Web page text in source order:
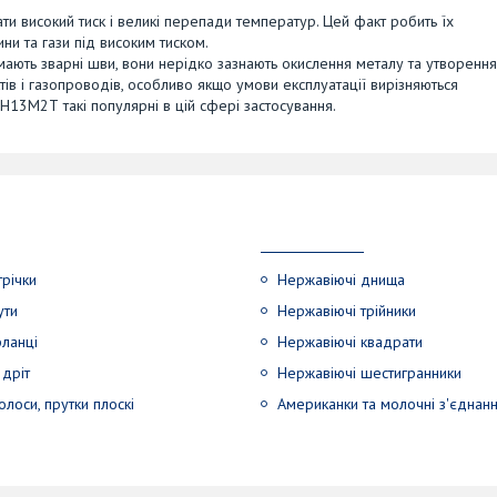
високий тиск і великі перепади температур. Цей факт робить їх
та гази під високим тиском.
зварні шви, вони нерідко зазнають окислення металу та утворення
газопроводів, особливо якщо умови експлуатації вирізняються
такі популярні в цій сфері застосування.
прутки плоскі
Нержавіючі днища
Нержавіючі трійники
Нержавіючі квадрати
Нержавіючі шестигранники
Американки та молочні